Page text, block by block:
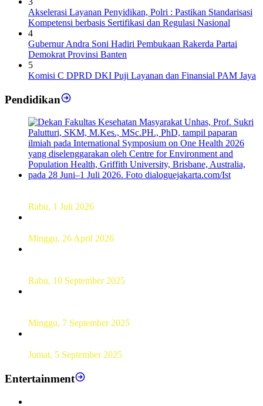
Akselerasi Layanan Penyidikan, Polri : Pastikan Standarisasi
Kompetensi berbasis Sertifikasi dan Regulasi Nasional
4
Gubernur Andra Soni Hadiri Pembukaan Rakerda Partai
Demokrat Provinsi Banten
5
Komisi C DPRD DKI Puji Layanan dan Finansial PAM Jaya
Pendidikan
Rabu, 1 Juli 2026
Minggu, 26 April 2026
Rabu, 10 September 2025
Minggu, 7 September 2025
Jumat, 5 September 2025
Entertainment